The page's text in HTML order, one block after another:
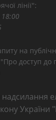
лінії":
на
доступ до